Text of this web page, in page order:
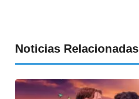
Noticias Relacionadas